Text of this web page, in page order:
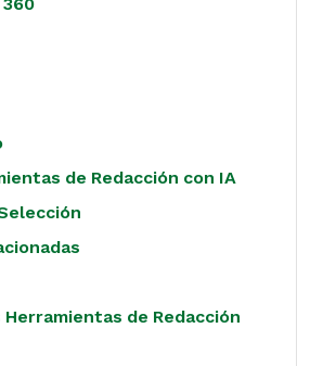
de Redacción con IA
Herramientas de Redacción